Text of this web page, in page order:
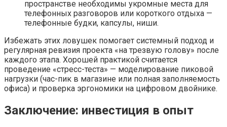
пространстве необходимы укромные места для
телефонных разговоров или короткого отдыха —
телефонные будки, капсулы, ниши.
Избежать этих ловушек помогает системный подход и
регулярная ревизия проекта «на трезвую голову» после
каждого этапа. Хорошей практикой считается
проведение «стресс-теста» — моделирование пиковой
нагрузки (час-пик в магазине или полная заполняемость
офиса) и проверка эргономики на цифровом двойнике.
Заключение: инвестиция в опыт